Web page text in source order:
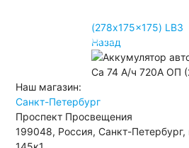
Оплата
Санкт-Петербург
(278x175x175) LB3
Назад
Наш магазин:
Санкт-Петербург
Проспект Просвещения
199048, Россия, Санкт-Петербург,